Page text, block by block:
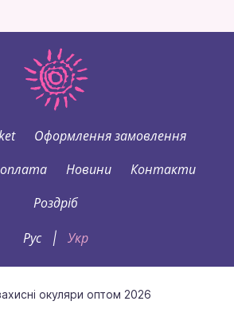
Оформлення замовлення
Новини
Контакти
Роздріб
Рус
| Укр
окуляри оптом 2026